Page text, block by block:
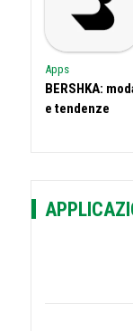
Apps
BERSHKA:
e tendenze